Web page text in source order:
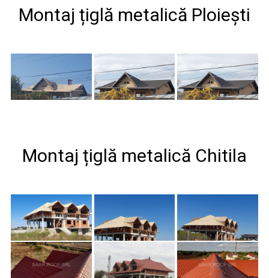
Montaj țiglă metalică Ploiești
Montaj țiglă metalică Chitila